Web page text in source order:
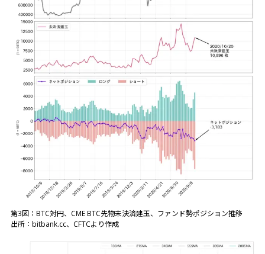
第3図：BTC対円、CME BTC先物未決済建玉、ファンド勢ポジション推移
出所：bitbank.cc、CFTCより作成